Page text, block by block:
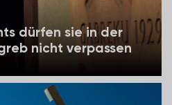
dürfen sie in der
nicht verpassen